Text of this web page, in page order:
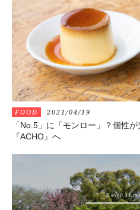
FOOD 2021/04/19
「No.5」に「モンロー」？個性
『ACHO』へ